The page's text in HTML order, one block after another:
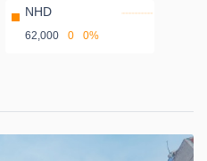
NHD
62,000 0 0%